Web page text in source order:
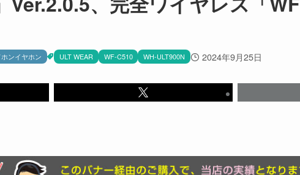
ンイヤホン ULT WEAR WF-C510 WH-ULT900N 2024年9月25日